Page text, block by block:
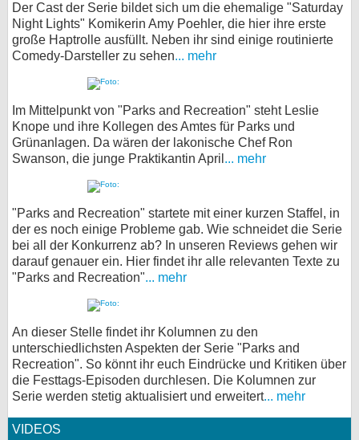
Der Cast der Serie bildet sich um die ehemalige "Saturday
Night Lights" Komikerin Amy Poehler, die hier ihre erste
große Haptrolle ausfüllt. Neben ihr sind einige routinierte
Comedy-Darsteller zu sehen... mehr
Im Mittelpunkt von "Parks and Recreation" steht Leslie
Knope und ihre Kollegen des Amtes für Parks und
Grünanlagen. Da wären der lakonische Chef Ron
Swanson, die junge Praktikantin April ... mehr
"Parks and Recreation" startete mit einer kurzen Staffel, in
der es noch einige Probleme gab. Wie schneidet die Serie
bei all der Konkurrenz ab? In unseren Reviews gehen wir
darauf genauer ein. Hier findet ihr alle relevanten Texte zu
"Parks and Recreation"... mehr
An dieser Stelle findet ihr Kolumnen zu den
unterschiedlichsten Aspekten der Serie "Parks and
Recreation". So könnt ihr euch Eindrücke und Kritiken über
die Festtags-Episoden durchlesen. Die Kolumnen zur
Serie werden stetig aktualisiert und erweitert... mehr
VIDEOS